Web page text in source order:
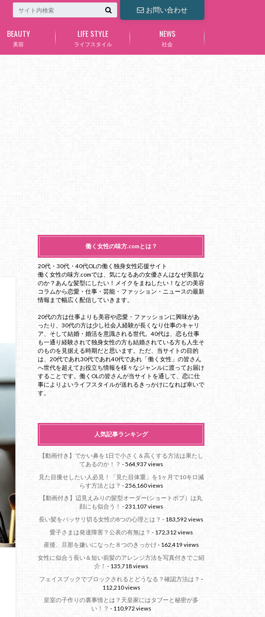
お問い合わせ
美容
BEAUTY
ライフスタイル
LIFE STYLE
社会
NEWS
働く女性の味方.comとは？
20代・30代・40代OLの働く独身女性応援サイト
働く女性の味方.comでは、気になるあの女優さんはなぜ美肌な
のか？あんな髪型にしたい！メイクをまねしたい！などの美容
コラムから恋愛・仕事・芸能・ファッション・ニュースの最新
情報まで幅広く配信していきます。
20代の方は仕事よりも美容や恋愛・ファッションに興味があ
ったり、30代の方は少し社会人経験が長くなり仕事のキャリ
ア、そして結婚・婚活を意識される世代。40代は、恋も仕事
も一通り経験されて独身女性の方も結婚されている方も人生そ
のものを見据える時期だと思います。ただ、当サイトの目的
は、20代であれ30代であれ40代であれ「働く女性」の皆さん
へ世代を超えてお役立ち情報を様々なジャンルに渡ってお届け
することです。働くOLの皆さんが当サイトを通して、恋に仕
事によりよいライフスタイルが送れるきっかけになれば幸いで
す。
人気記事ランキング
【動画付き】でかい鼻を1日で小さく＆高くする方法は果たし
てあるのか！？ - 564,937 views
見た目痩せしたい人必見！「見た目体重」を1ヶ月で10キロ減
らす方法とは？ - 256,160 views
【動画付き】辺見えみりの髪型オーダー(ショートボブ）は丸
顔にも似合う！ - 231,107 views
長い髪をバッサリ切る女性の8つの心理とは？ - 183,592 views
愛子さまは発達障害？公表の有無は？ - 172,312 views
産後、旦那を嫌いになった８つのきっかけ - 162,419 views
女性に似合う長い＆短い前髪のアレンジ方法を写真付きでご紹
介！ - 135,718 views
フェイスブックでブロックされるとどうなる？確認方法は？ -
112,210 views
皇室の子作りの裏事情とは？天皇家にはタブーと秘密が多
い！？ - 110,972 views